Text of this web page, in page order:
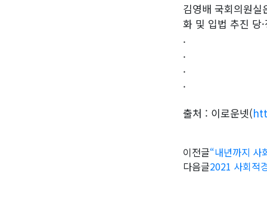
김영배 국회의원
화 및 입법 추진 당
.
.
.
.
출처 : 이로운넷(
이전글“내년까지 사
다음글2021 사회적